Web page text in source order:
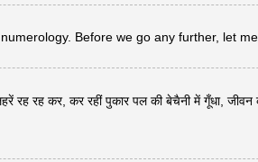
Before we go any further, let
रह रह कर, कर रहीं पुकार पल की बेचैनी में गूँधा,